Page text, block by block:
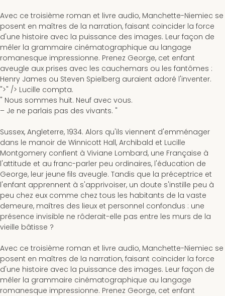
Avec ce troisième roman et livre audio, Manchette-Niemiec se
posent en maîtres de la narration, faisant coïncider la force
d'une histoire avec la puissance des images. Leur façon de
mêler la grammaire cinématographique au langage
romanesque impressionne. Prenez George, cet enfant
aveugle aux prises avec les cauchemars ou les fantômes :
Henry James ou Steven Spielberg auraient adoré l'inventer.
">" /> Lucille compta.
" Nous sommes huit. Neuf avec vous.
– Je ne parlais pas des vivants. "
Sussex, Angleterre, 1934. Alors qu'ils viennent d'emménager
dans le manoir de Winnicott Hall, Archibald et Lucille
Montgomery confient à Viviane Lombard, une Française à
l'attitude et au franc-parler peu ordinaires, l'éducation de
George, leur jeune fils aveugle. Tandis que la préceptrice et
l'enfant apprennent à s'apprivoiser, un doute s'instille peu à
peu chez eux comme chez tous les habitants de la vaste
demeure, maîtres des lieux et personnel confondus : une
présence invisible ne rôderait-elle pas entre les murs de la
vieille bâtisse ?
Avec ce troisième roman et livre audio, Manchette-Niemiec se
posent en maîtres de la narration, faisant coïncider la force
d'une histoire avec la puissance des images. Leur façon de
mêler la grammaire cinématographique au langage
romanesque impressionne. Prenez George, cet enfant